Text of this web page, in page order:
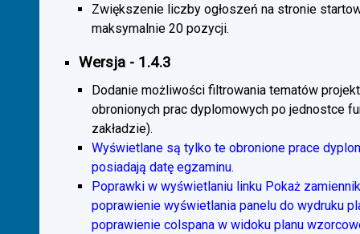
Zwiększenie liczby ogłoszeń na stronie
maksymalnie 20 pozycji.
Wersja - 1.4.3
Dodanie możliwości filtrowania tematów
obronionych prac dyplomowych po jednostce
zakładzie).
Wyświetlane są tylko te obronione prace
posiadają datę egzaminu.
Poprawki w wyświetlaniu linku Pokaż
poprawienie wyświetlania panelu do wydruku
poprawienie colspana w widoku planu